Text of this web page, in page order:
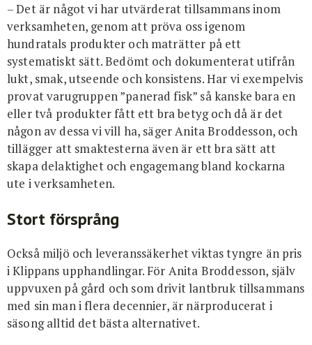
– Det är något vi har utvärderat tillsammans inom
verksamheten, genom att pröva oss igenom
hundratals produkter och maträtter på ett
systematiskt sätt. Bedömt och dokumenterat utifrån
lukt, smak, utseende och konsistens. Har vi exempelvis
provat varugruppen ”panerad fisk” så kanske bara en
eller två produkter fått ett bra betyg och då är det
någon av dessa vi vill ha, säger Anita Broddesson, och
tillägger att smaktesterna även är ett bra sätt att
skapa delaktighet och engagemang bland kockarna
ute i verksamheten.
Stort försprång
Också miljö och leveranssäkerhet viktas tyngre än pris
i Klippans upphandlingar. För Anita Broddesson, själv
uppvuxen på gård och som drivit lantbruk tillsammans
med sin man i flera decennier, är närproducerat i
säsong alltid det bästa alternativet.